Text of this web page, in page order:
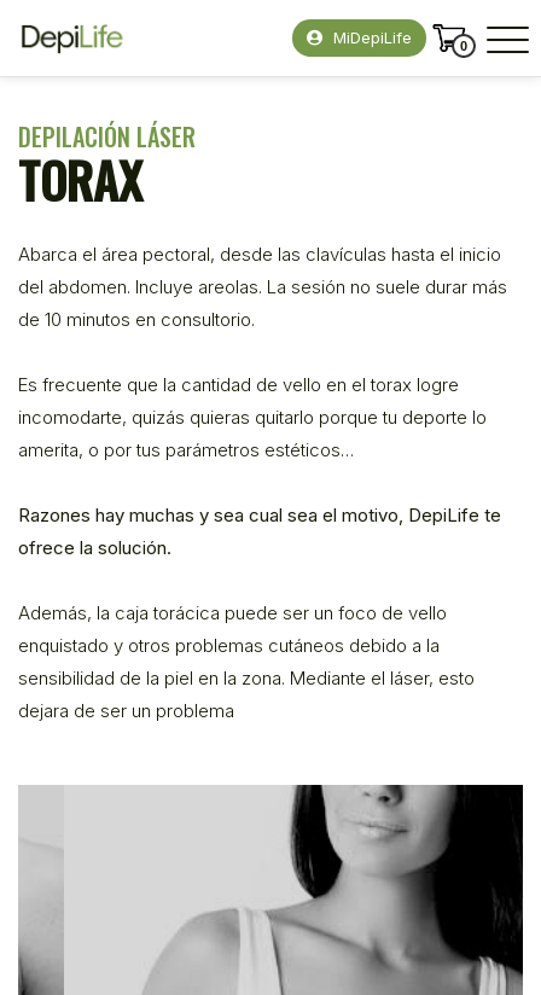
MiDepiLife 0
DEPILACIÓN LÁSER
TORAX
Abarca el área pectoral, desde las clavículas hasta el inicio
del abdomen. Incluye areolas. La sesión no suele durar más
de 10 minutos en consultorio.
Es frecuente que la cantidad de vello en el torax logre
incomodarte, quizás quieras quitarlo porque tu deporte lo
amerita, o por tus parámetros estéticos…
Razones hay muchas y sea cual sea el motivo, DepiLife te
ofrece la solución.
Además, la caja torácica puede ser un foco de vello
enquistado y otros problemas cutáneos debido a la
sensibilidad de la piel en la zona. Mediante el láser, esto
dejara de ser un problema